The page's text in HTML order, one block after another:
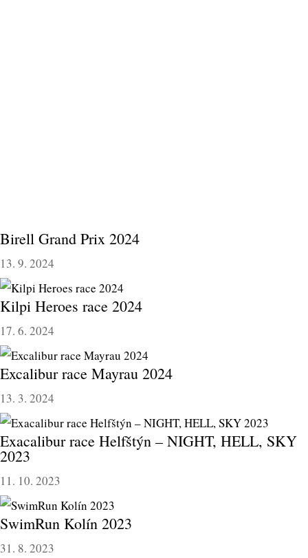
Birell Grand Prix 2024
13. 9. 2024
Kilpi Heroes race 2024
17. 6. 2024
Excalibur race Mayrau 2024
13. 3. 2024
Exacalibur race Helfštýn – NIGHT, HELL, SKY
2023
11. 10. 2023
SwimRun Kolín 2023
31. 8. 2023